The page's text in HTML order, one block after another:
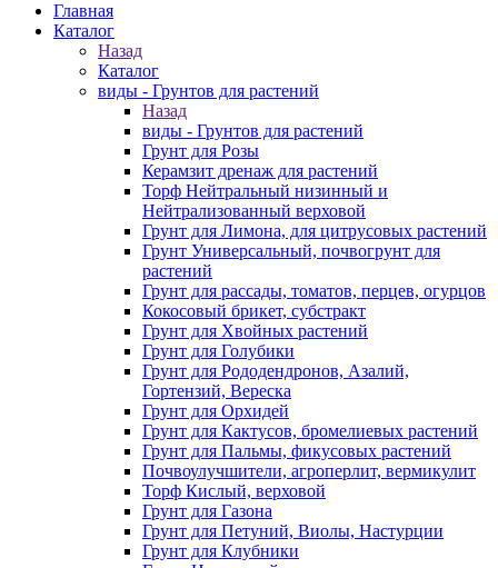
Главная
Каталог
Назад
Каталог
виды - Грунтов для растений
Назад
виды - Грунтов для растений
Грунт для Розы
Керамзит дренаж для растений
Торф Нейтральный низинный и
Нейтрализованный верховой
Грунт для Лимона, для цитрусовых растений
Грунт Универсальный, почвогрунт для
растений
Грунт для рассады, томатов, перцев, огурцов
Кокосовый брикет, субстракт
Грунт для Хвойных растений
Грунт для Голубики
Грунт для Рододендронов, Азалий,
Гортензий, Вереска
Грунт для Орхидей
Грунт для Кактусов, бромелиевых растений
Грунт для Пальмы, фикусовых растений
Почвоулучшители, агроперлит, вермикулит
Торф Кислый, верховой
Грунт для Газона
Грунт для Петуний, Виолы, Настурции
Грунт для Клубники